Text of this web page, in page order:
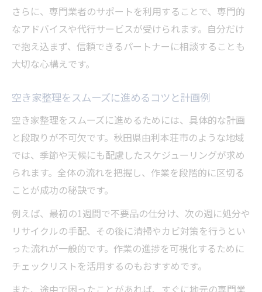
さらに、専門業者のサポートを利用することで、専門的
なアドバイスや代行サービスが受けられます。自分だけ
で抱え込まず、信頼できるパートナーに相談することも
大切な心構えです。
空き家整理をスムーズに進めるコツと計画例
空き家整理をスムーズに進めるためには、具体的な計画
と段取りが不可欠です。秋田県由利本荘市のような地域
では、季節や天候にも配慮したスケジューリングが求め
られます。全体の流れを把握し、作業を段階的に区切る
ことが成功の秘訣です。
例えば、最初の1週間で不要品の仕分け、次の週に処分や
リサイクルの手配、その後に清掃やカビ対策を行うとい
った流れが一般的です。作業の進捗を可視化するために
チェックリストを活用するのもおすすめです。
また、途中で困ったことがあれば、すぐに地元の専門業